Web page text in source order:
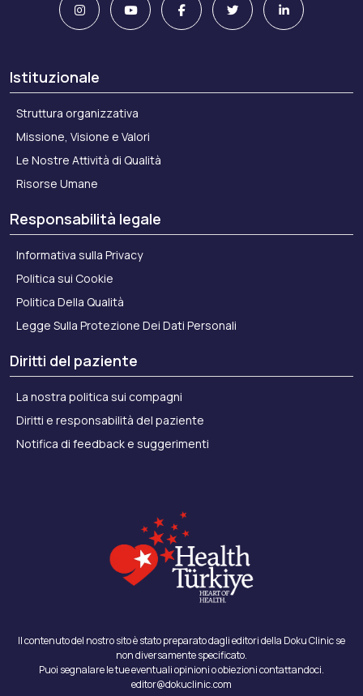
InStyle – April 2022
Acendis Highlights – 2022
Elle – March 2022
InStyle – March 2022
Istituzionale
Struttura organizzativa
Missione, Visione e Valori
Le Nostre Attività di Qualità
Risorse Umane
Responsabilità legale
Informativa sulla Privacy
Politica sui Cookie
Politica Della Qualità
Legge Sulla Protezione Dei Dati Personali
Diritti del paziente
La nostra politica sui compagni
Diritti e responsabilità del paziente
Notifica di feedback e suggerimenti
Il contenuto del nostro sito è stato preparato dagli editori della Doku Clinic se
non diversamente specificato.
Puoi segnalare le tue eventuali opinioni o obiezioni contattandoci.
editor@dokuclinic.com